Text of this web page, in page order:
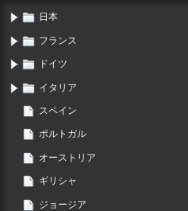
日本
フランス
ドイツ
イタリア
スペイン
ポルトガル
オーストリア
ギリシャ
ジョージア